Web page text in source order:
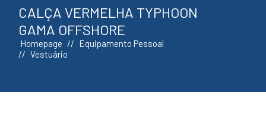
CALÇA VERMELHA TYPHOON
GAMA OFFSHORE
Homepage
Equipamento Pessoal
Vestuário